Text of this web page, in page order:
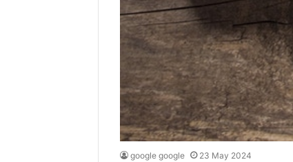
google google 23 May 2024